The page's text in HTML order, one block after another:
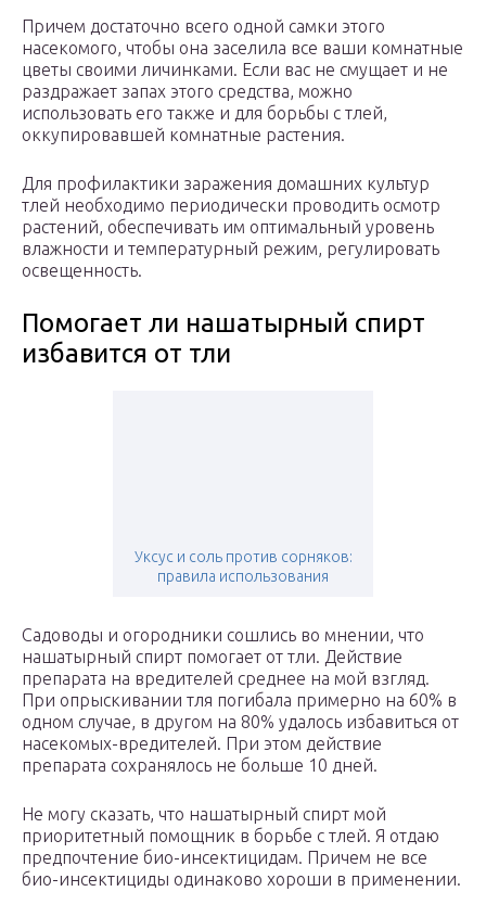
Причем достаточно всего одной самки этого
насекомого, чтобы она заселила все ваши комнатные
цветы своими личинками. Если вас не смущает и не
раздражает запах этого средства, можно
использовать его также и для борьбы с тлей,
оккупировавшей комнатные растения.
Для профилактики заражения домашних культур
тлей необходимо периодически проводить осмотр
растений, обеспечивать им оптимальный уровень
влажности и температурный режим, регулировать
освещенность.
Помогает ли нашатырный спирт
избавится от тли
Уксус и соль против сорняков:
правила использования
Садоводы и огородники сошлись во мнении, что
нашатырный спирт помогает от тли. Действие
препарата на вредителей среднее на мой взгляд.
При опрыскивании тля погибала примерно на 60% в
одном случае, в другом на 80% удалось избавиться от
насекомых-вредителей. При этом действие
препарата сохранялось не больше 10 дней.
Не могу сказать, что нашатырный спирт мой
приоритетный помощник в борьбе с тлей. Я отдаю
предпочтение био-инсектицидам. Причем не все
био-инсектициды одинаково хороши в применении.